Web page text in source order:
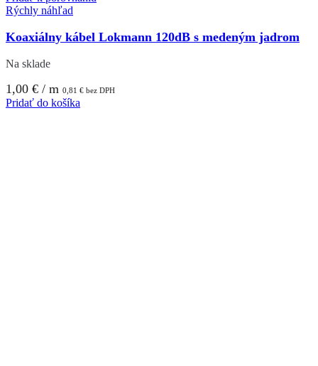
Rýchly náhľad
Koaxiálny kábel Lokmann 120dB s medeným jadrom
Na sklade
1,00 € / m 0,81 € bez DPH
Pridať do košíka